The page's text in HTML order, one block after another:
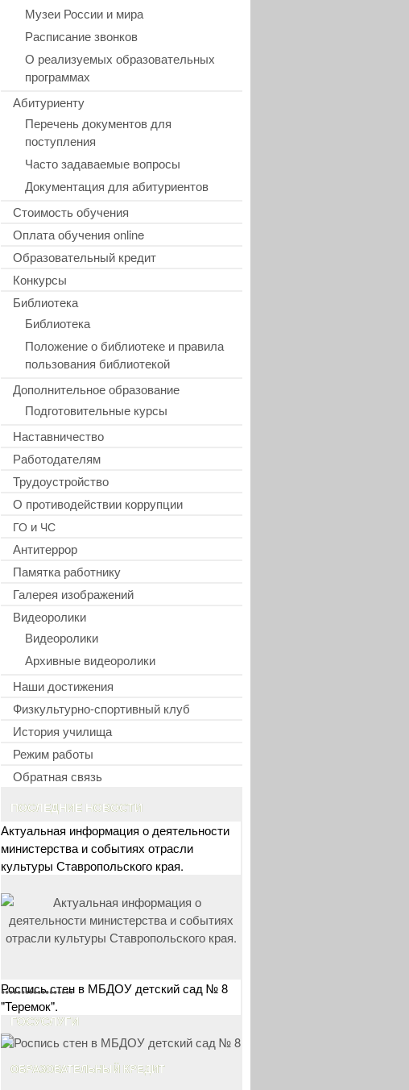
Музеи России и мира
Расписание звонков
О реализуемых образовательных
программах
Абитуриенту
Перечень документов для
поступления
Часто задаваемые вопросы
Документация для абитуриентов
Стоимость обучения
Оплата обучения online
Образовательный кредит
Конкурсы
Библиотека
Библиотека
Положение о библиотеке и правила
пользования библиотекой
Дополнительное образование
Подготовительные курсы
Наставничество
Работодателям
Трудоустройство
О противодействии коррупции
ГО и ЧС
Антитеррор
Памятка работнику
Галерея изображений
Видеоролики
Видеоролики
Архивные видеоролики
Наши достижения
Физкультурно-спортивный клуб
История училища
Режим работы
Обратная связь
ПОСЛЕДНИЕ НОВОСТИ
Актуальная информация о деятельности
министерства и событиях отрасли
культуры Ставропольского края.
Роспись стен в МБДОУ детский сад № 8
"Теремок".
••••••••••••••••••
ГОСУСЛУГИ
ОБРАЗОВАТЕЛЬНЫЙ КРЕДИТ